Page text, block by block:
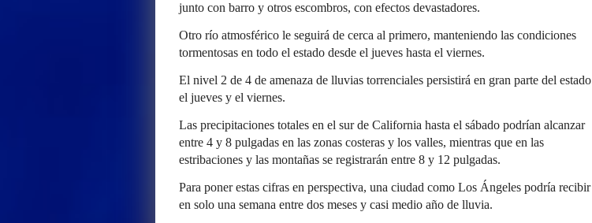
junto con barro y otros escombros, con efectos devastadores.
Otro río atmosférico le seguirá de cerca al primero, manteniendo las condiciones
tormentosas en todo el estado desde el jueves hasta el viernes.
El nivel 2 de 4 de amenaza de lluvias torrenciales persistirá en gran parte del estado
el jueves y el viernes.
Las precipitaciones totales en el sur de California hasta el sábado podrían alcanzar
entre 4 y 8 pulgadas en las zonas costeras y los valles, mientras que en las
estribaciones y las montañas se registrarán entre 8 y 12 pulgadas.
Para poner estas cifras en perspectiva, una ciudad como Los Ángeles podría recibir
en solo una semana entre dos meses y casi medio año de lluvia.